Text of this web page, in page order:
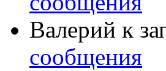
Валерий к
сообщения